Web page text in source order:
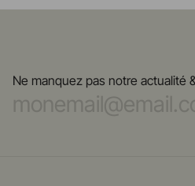
Ne manquez pas notre actualité